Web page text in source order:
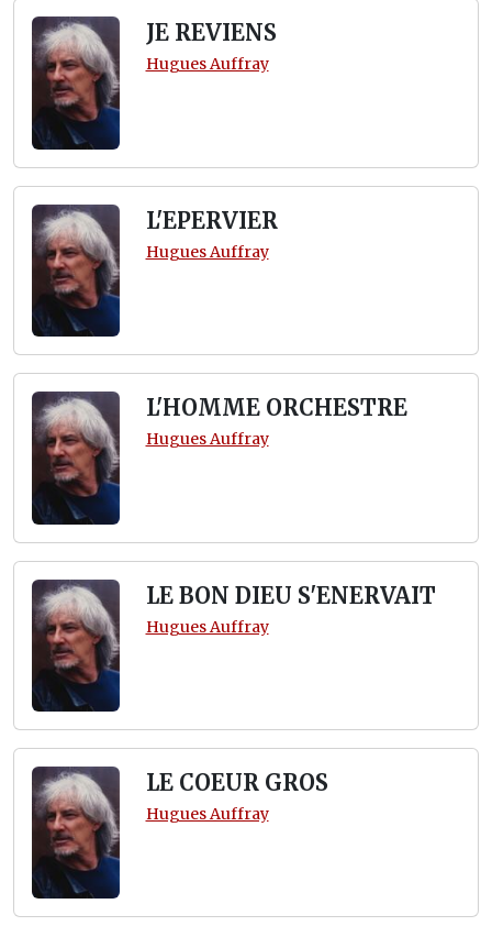
JE REVIENS
Hugues Auffray
L'EPERVIER
Hugues Auffray
L'HOMME ORCHESTRE
Hugues Auffray
LE BON DIEU S'ENERVAIT
Hugues Auffray
LE COEUR GROS
Hugues Auffray